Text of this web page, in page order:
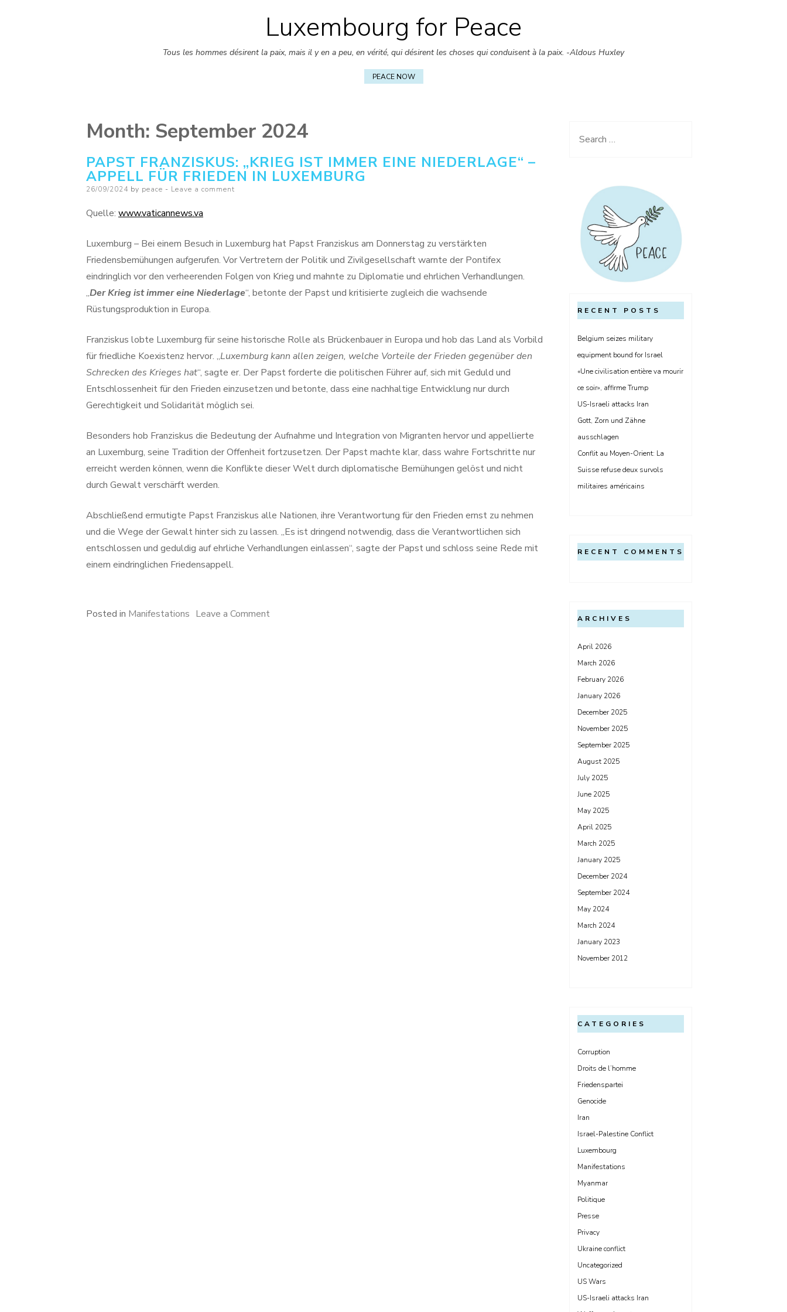
Skip
to
content
Luxembourg for Peace
Tous les hommes désirent la paix, mais il y en a peu, en vérité, qui désirent les choses qui conduisent à la paix. -Aldous Huxley
PEACE NOW
Month: September 2024
PAPST FRANZISKUS: „KRIEG IST IMMER EINE NIEDERLAGE“ –
APPELL FÜR FRIEDEN IN LUXEMBURG
Posted
26/09/2024 by peace Leave a comment
Quelle: www.vaticannews.va
Luxemburg – Bei einem Besuch in Luxemburg hat Papst Franziskus am Donnerstag zu verstärkten
Friedensbemühungen aufgerufen. Vor Vertretern der Politik und Zivilgesellschaft warnte der Pontifex
eindringlich vor den verheerenden Folgen von Krieg und mahnte zu Diplomatie und ehrlichen Verhandlungen.
„Der Krieg ist immer eine Niederlage“, betonte der Papst und kritisierte zugleich die wachsende
Rüstungsproduktion in Europa.
Franziskus lobte Luxemburg für seine historische Rolle als Brückenbauer in Europa und hob das Land als Vorbild
für friedliche Koexistenz hervor. „Luxemburg kann allen zeigen, welche Vorteile der Frieden gegenüber den
Schrecken des Krieges hat“, sagte er. Der Papst forderte die politischen Führer auf, sich mit Geduld und
Entschlossenheit für den Frieden einzusetzen und betonte, dass eine nachhaltige Entwicklung nur durch
Gerechtigkeit und Solidarität möglich sei.
Besonders hob Franziskus die Bedeutung der Aufnahme und Integration von Migranten hervor und appellierte
an Luxemburg, seine Tradition der Offenheit fortzusetzen. Der Papst machte klar, dass wahre Fortschritte nur
erreicht werden können, wenn die Konflikte dieser Welt durch diplomatische Bemühungen gelöst und nicht
durch Gewalt verschärft werden.
Abschließend ermutigte Papst Franziskus alle Nationen, ihre Verantwortung für den Frieden ernst zu nehmen
und die Wege der Gewalt hinter sich zu lassen. „Es ist dringend notwendig, dass die Verantwortlichen sich
entschlossen und geduldig auf ehrliche Verhandlungen einlassen“, sagte der Papst und schloss seine Rede mit
einem eindringlichen Friedensappell.
Posted in Manifestations Leave a Commenton
Search
RECENT POSTS
Belgium seizes military
equipment bound for Israel
«Une civilisation entière va mourir
ce soir», affirme Trump
US-Israeli attacks Iran
Gott, Zorn und Zähne
ausschlagen
Conflit au Moyen-Orient: La
Suisse refuse deux survols
militaires américains
RECENT COMMENTS
ARCHIVES
April 2026
March 2026
February 2026
January 2026
December 2025
November 2025
September 2025
August 2025
July 2025
June 2025
May 2025
April 2025
March 2025
January 2025
December 2024
September 2024
May 2024
March 2024
January 2023
November 2012
CATEGORIES
Corruption
Droits de l’homme
Friedenspartei
Genocide
Iran
Israel-Palestine Conflict
Luxembourg
Manifestations
Myanmar
Politique
Presse
Privacy
Ukraine conflict
Uncategorized
US Wars
US-Israeli attacks Iran